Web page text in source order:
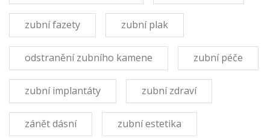
zubní fazety zubní plak
odstranění zubního kamene zubní péče
zubní implantáty zubní zdraví
zánět dásní zubní estetika